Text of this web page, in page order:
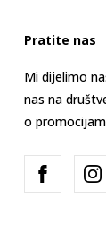
Pratite nas
Mi dijelimo
nas na
o